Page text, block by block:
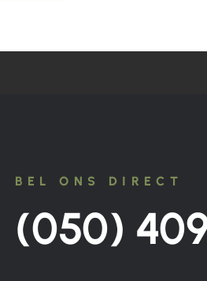
BEL ONS DIRECT
(050)